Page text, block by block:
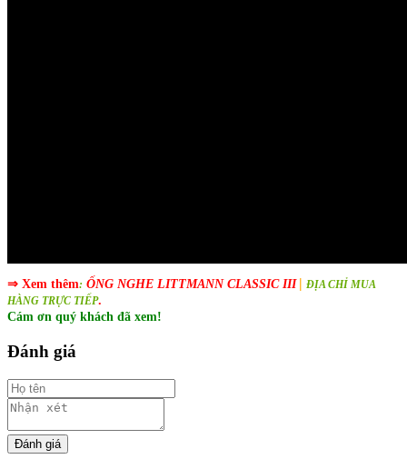
⇒ Xem thêm: ỐNG NGHE LITTMANN CLASSIC III | ĐỊA CHỈ MUA
HÀNG TRỰC TIẾP.
Cám ơn quý khách đã xem!
Đánh giá